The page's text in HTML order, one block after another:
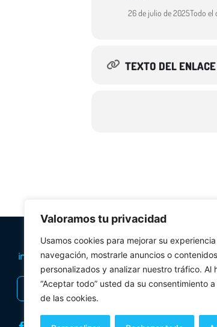
Valoramos tu privacidad
Usamos cookies para mejorar su
navegación, mostrarle anuncios o contenidos
personalizados y analizar nuestro tráfico. Al
“Aceptar todo” usted da su consentimiento
de las cookies.
26 de julio de 2025Todo el
TEXTO DEL
INSCRIBIRSE AL BOLETÍN